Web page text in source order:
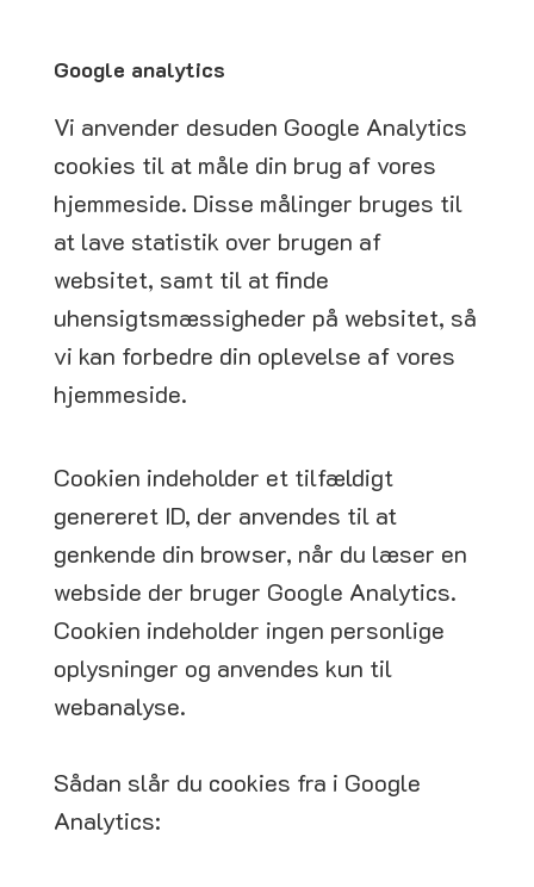
Google analytics
Vi anvender desuden Google Analytics
cookies til at måle din brug af vores
hjemmeside. Disse målinger bruges til
at lave statistik over brugen af
websitet, samt til at finde
uhensigtsmæssigheder på websitet, så
vi kan forbedre din oplevelse af vores
hjemmeside.
Cookien indeholder et tilfældigt
genereret ID, der anvendes til at
genkende din browser, når du læser en
webside der bruger Google Analytics.
Cookien indeholder ingen personlige
oplysninger og anvendes kun til
webanalyse.
Sådan slår du cookies fra i Google
Analytics: